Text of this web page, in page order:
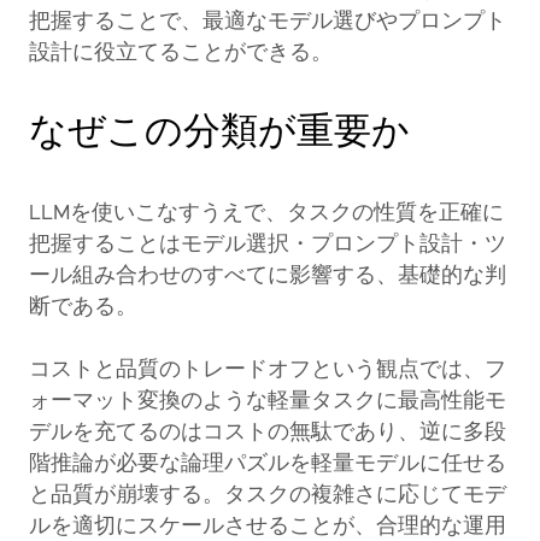
把握することで、最適なモデル選びやプロンプト
設計に役立てることができる。
なぜこの分類が重要か
LLMを使いこなすうえで、タスクの性質を正確に
把握することはモデル選択・プロンプト設計・ツ
ール組み合わせのすべてに影響する、基礎的な判
断である。
コストと品質のトレードオフという観点では、フ
ォーマット変換のような軽量タスクに最高性能モ
デルを充てるのはコストの無駄であり、逆に多段
階推論が必要な論理パズルを軽量モデルに任せる
と品質が崩壊する。タスクの複雑さに応じてモデ
ルを適切にスケールさせることが、合理的な運用